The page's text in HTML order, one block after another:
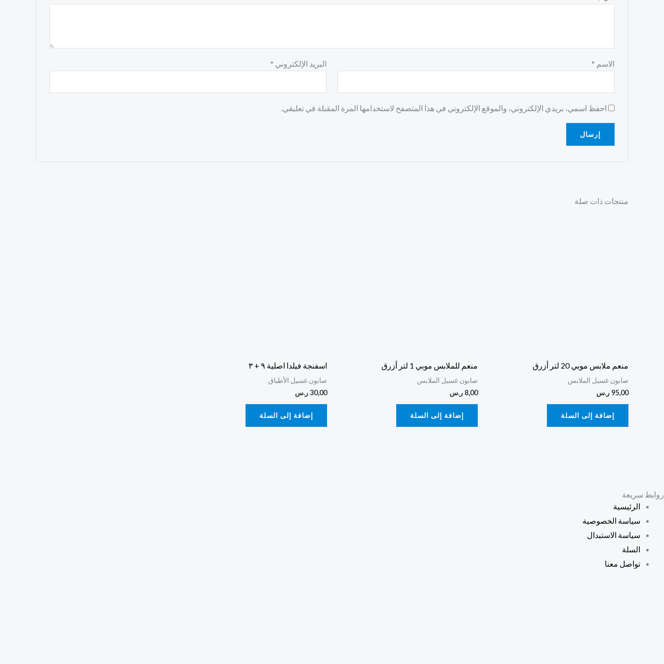
الاسم * البريد الإلكتروني *
احفظ اسمي، بريدي الإلكتروني، والموقع الإلكتروني في هذا المتصفح لاستخدامها المرة المقبلة في تعليقي.
منتجات ذات صلة
منعم ملابس موبي 20 لتر أزرق
صابون غسيل الملابس
95,00 ر.س
إضافة إلى السلة
منعم للملابس موبي 1 لتر أزرق
صابون غسيل الملابس
8,00 ر.س
إضافة إلى السلة
اسفنجة فيلدا اصلية ٩ + ٣
صابون غسيل الأطباق
30,00ر.س
إضافة إلى السلة
روابط سريعة
الرئيسية
سياسة الخصوصية
سياسة الاستبدال
السلة
تواصل معنا